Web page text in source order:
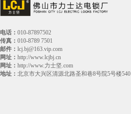
电话： 010-87897502
传真： 010-8789 7501
邮件： lcj.bj@163.vip.com
网址： http://www.lcjbj.cn
网址： http://www.力士坚.com
地址： 北京市大兴区清源北路圣和巷8号院5号楼540